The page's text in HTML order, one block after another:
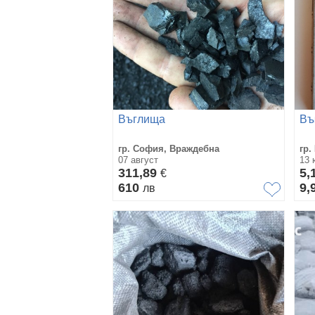
Въглища
гр. София, Враждебна
07 август
311,89 €
610 лв
13